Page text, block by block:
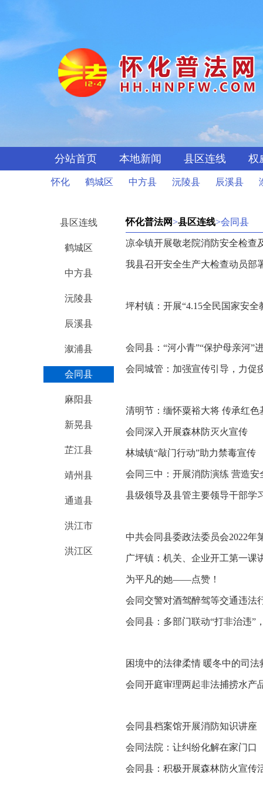
分站首页 本地新闻 县区连线 权
怀化 鹤城区 中方县 沅陵县 辰溪县
县区连线
鹤城区
中方县
沅陵县
辰溪县
溆浦县
会同县
麻阳县
新晃县
芷江县
靖州县
通道县
洪江市
洪江区
怀化普法网>县区连线>会同县
凉伞镇开展敬老院消防安全检查
我县召开安全生产大检查动员部
坪村镇：开展“4.15全民国家安
会同县：“河小青”“保护母亲河”
会同城管：加强宣传引导，力促
清明节：缅怀粟裕大将 传承红色
会同深入开展森林防灭火宣传
林城镇“敲门行动”助力禁毒宣传
会同三中：开展消防演练 营造安
县级领导及县管主要领导干部学
中共会同县委政法委员会2022年
广坪镇：机关、企业开工第一课
为平凡的她——点赞！
会同交警对酒驾醉驾等交通违法
会同县：多部门联动“打非治违”
困境中的法律柔情 暖冬中的司法
会同开庭审理两起非法捕捞水产
会同县档案馆开展消防知识讲座
会同法院：让纠纷化解在家门口
会同县：积极开展森林防火宣传